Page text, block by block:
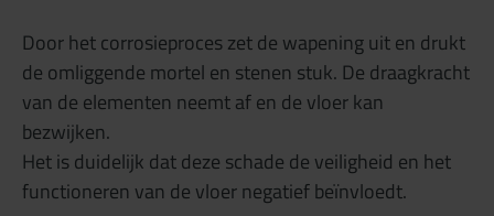
Door het corrosieproces zet de wapening uit en drukt
de omliggende mortel en stenen stuk. De draagkracht
van de elementen neemt af en de vloer kan
bezwijken.
Het is duidelijk dat deze schade de veiligheid en het
functioneren van de vloer negatief beïnvloedt.